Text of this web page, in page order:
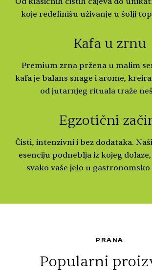
koje redefinišu uživanje u šolji
Kafa u zrnu
Premium zrna pržena u malim
kafa je balans snage i arome,
od jutarnjeg rituala traže
Egzotični
Čisti, intenzivni i bez dodataka.
esenciju podneblja iz kojeg
svako vaše jelo u
PRANA
Popularni